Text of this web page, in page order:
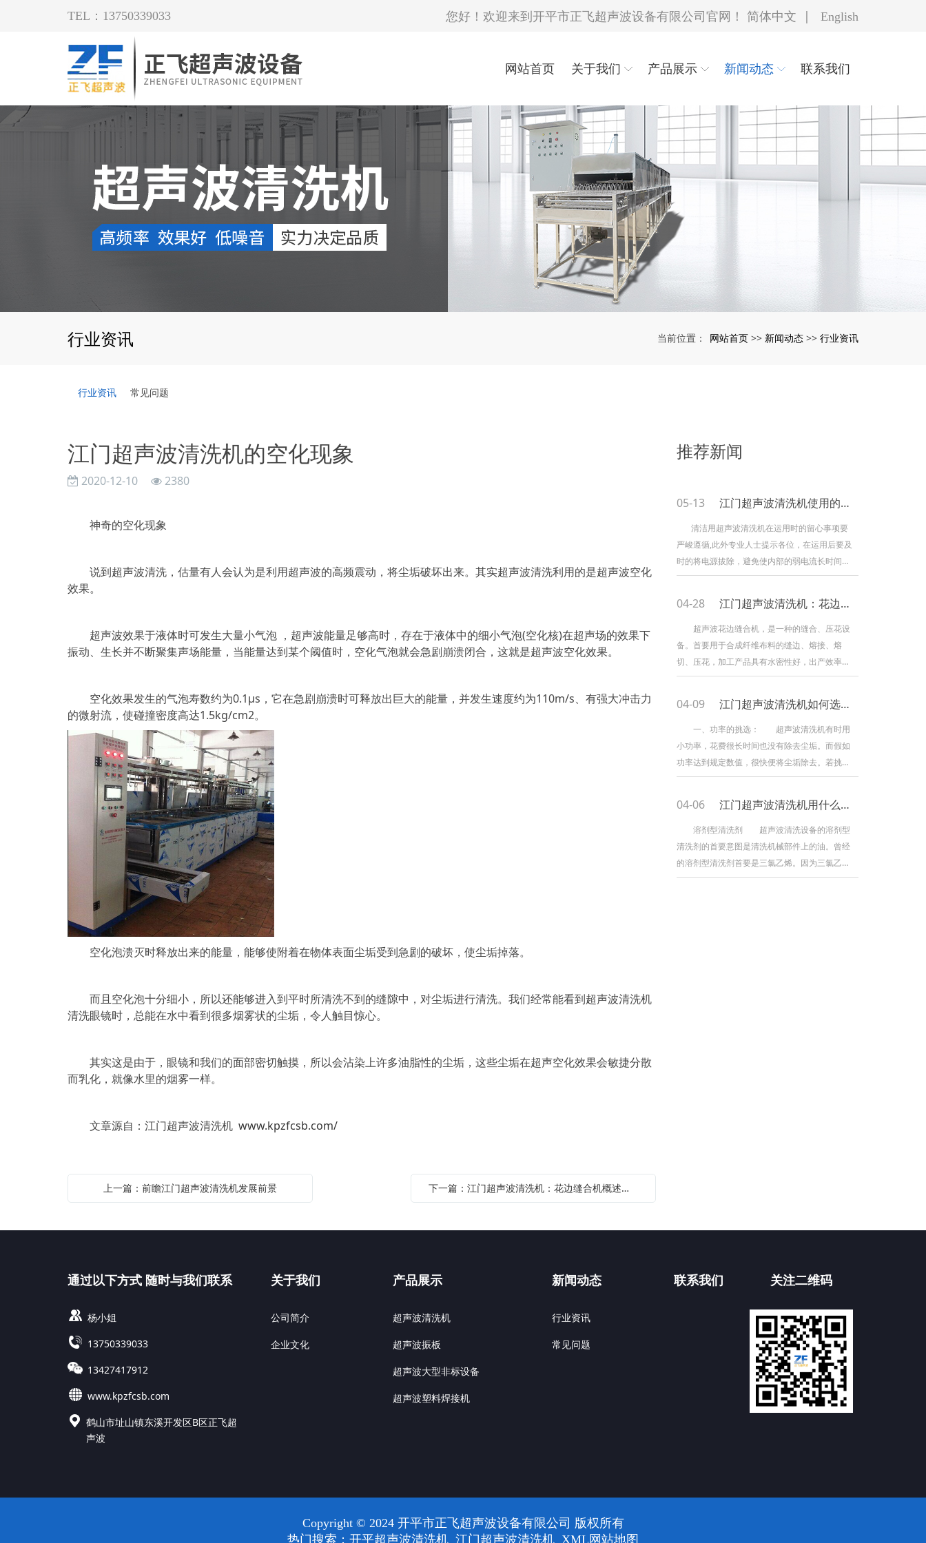
TEL：13750339033 您好！欢迎来到开平市正飞超声波设备有限公司官网！ 简体中文 | English
网站首页 关于我们 产品展示 新闻动态 联系我们
行业资讯 当前位置： 网站首页 >> 新闻动态 >> 行业资讯
行业资讯 常见问题
江门超声波清洗机的空化现象
2020-12-10 2380
神奇的空化现象
说到超声波清洗，估量有人会认为是利用超声波的高频震动，将尘垢破坏出来。其实超声波清洗利用的是超声波空化
效果。
超声波效果于液体时可发生大量小气泡 ，超声波能量足够高时，存在于液体中的细小气泡(空化核)在超声场的效果下
振动、生长并不断聚集声场能量，当能量达到某个阈值时，空化气泡就会急剧崩溃闭合，这就是超声波空化效果。
空化效果发生的气泡寿数约为0.1μs，它在急剧崩溃时可释放出巨大的能量，并发生速度约为110m/s、有强大冲击力
的微射流，使碰撞密度高达1.5kg/cm2。
空化泡溃灭时释放出来的能量，能够使附着在物体表面尘垢受到急剧的破坏，使尘垢掉落。
而且空化泡十分细小，所以还能够进入到平时所清洗不到的缝隙中，对尘垢进行清洗。我们经常能看到超声波清洗机
清洗眼镜时，总能在水中看到很多烟雾状的尘垢，令人触目惊心。
其实这是由于，眼镜和我们的面部密切触摸，所以会沾染上许多油脂性的尘垢，这些尘垢在超声空化效果会敏捷分散
而乳化，就像水里的烟雾一样。
文章源自：江门超声波清洗机 www.kpzfcsb.com/
上一篇：前瞻江门超声波清洗机发展前景 下一篇：江门超声波清洗机：花边缝合机概述及基础知识
推荐新闻
05-13 江门超声波清洗机使用的注意事项
清洁用超声波清洗机在运用时的留心事项要
严峻遵循,此外专业人士提示各位，在运用后要及
时的将电源拔除，避免使内部的弱电流长时间通
过超声波清洗机而削弱其运用寿命，要留心其作
时后需间接式作业，避免散温变差使设备作业效
率低下或损坏。下面正飞超声波为你引见在运用
该种清洗机时要严峻遵循的留心事项。 首先
留心勿超温
04-28 江门超声波清洗机：花边缝合机概述及基础知识
超声波花边缝合机，是一种的缝合、压花设
备。首要用于合成纤维布料的缝边、熔接、熔
切、压花，加工产品具有水密性好，出产效率
高，不必针线辅料，熔切面滑润无毛刺,手感好等
袋，口罩等工作。 超声波花边缝合机，选用
新式超声波技能，广泛应用元器件，具有技能先
进，结构合理，作业可靠，操作便当等特
征。 1. 设备适用资料 化学合成纤维布料，
或含有化纤混纺布、化学薄膜
04-09 江门超声波清洗机如何选择？
一、功率的挑选： 超声波清洗机有时用
小功率，花费很长时间也没有除去尘垢。而假如
功率达到规定数值，很快便将尘垢除去。若挑选
功率太大，空化强度将大大添加，清洗作用是提
洗机底部振荡板空化严重，水点腐蚀也增大，在
采用三氯乙烯等有机溶剂时，基本上没有问题，
采用水或水溶性清洗液时，易于遭到水点腐蚀，
假如振荡板表面已遭到伤痕，强功率下水底产生
空化腐蚀更严重，因而要
04-06 江门超声波清洗机用什么清洗剂比较好？
溶剂型清洗剂 超声波清洗设备的溶剂型
清洗剂的首要意图是清洗机械部件上的油。曾经
的溶剂型清洗剂首要是三氯乙烯。因为三氯乙烯
是一种处于强制淘汰阶段的耗费臭氧物质(耗费臭
通过以下方式 随时与我们联系
杨小姐
13750339033
13427417912
www.kpzfcsb.com
鹤山市址山镇东溪开发区B区正飞超
声波
关于我们
公司简介
企业文化
产品展示
超声波清洗机
超声波振板
超声波大型非标设备
超声波塑料焊接机
新闻动态
行业资讯
常见问题
联系我们 关注二维码
Copyright © 2024 开平市正飞超声波设备有限公司 版权所有
热门搜索： 开平超声波清洗机 江门超声波清洗机 XML网站地图